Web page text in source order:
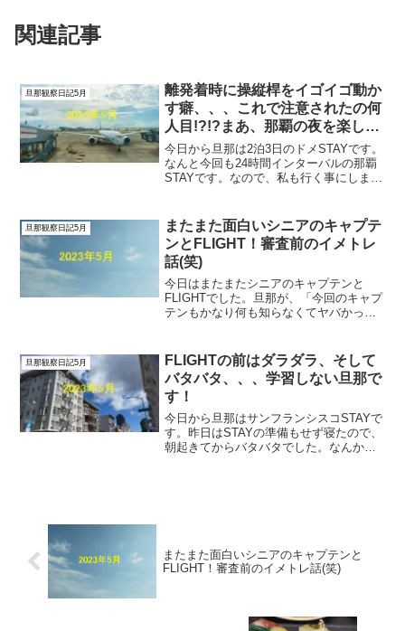
関連記事
旦那観察日記5月
離発着時に操縦桿をイゴイゴ動か
す癖、、、これで注意されたの何
人目!?!?まあ、那覇の夜を楽しみ
ましょう！
今日から旦那は2泊3日のドメSTAYです。
なんと今回も24時間インターバルの那覇
STAYです。なので、私も行く事にしまし
のまま帰るパターンだったそうです。
な...
旦那観察日記5月
またまた面白いシニアのキャプテ
ンとFLIGHT！審査前のイメトレ
話(笑)
今日はまたまたシニアのキャプテンと
FLIGHTでした。旦那が、「今回のキャプ
テンもかなり何も知らなくてヤバかっ
うです。横からごちゃごちゃ口出しして
くるキャプテンよ...
旦那観察日記5月
FLIGHTの前はダラダラ、そして
バタバタ、、、学習しない旦那で
す！
今日から旦那はサンフランシスコSTAYで
す。昨日はSTAYの準備もせず寝たので、
朝起きてからバタバタでした。なんか、
またまた面白いシニアのキャプテンと
FLIGHT！審査前のイメトレ話(笑)